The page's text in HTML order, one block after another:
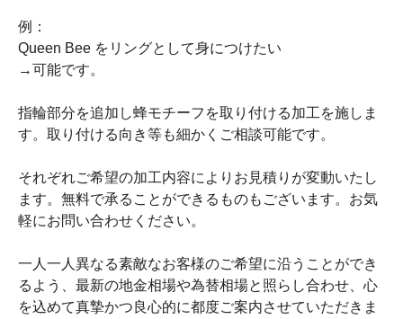
例：
Queen Bee をリングとして身につけたい
→可能です。
指輪部分を追加し蜂モチーフを取り付ける加工を施しま
す。取り付ける向き等も細かくご相談可能です。
それぞれご希望の加工内容によりお見積りが変動いたし
ます。無料で承ることができるものもございます。お気
軽にお問い合わせください。
一人一人異なる素敵なお客様のご希望に沿うことができ
るよう、最新の地金相場や為替相場と照らし合わせ、心
を込めて真摯かつ良心的に都度ご案内させていただきま